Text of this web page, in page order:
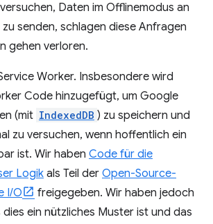
Daten im Offlinemodus an
senden, schlagen diese Anfragen
gehen verloren.
Worker. Insbesondere wird
Code hinzugefügt, um Google
(mit IndexedDB ) zu speichern und
zu versuchen, wenn hoffentlich ein
ist. Wir haben Code für die
Logik als Teil der Open-Source-
I/O
freigegeben. Wir haben jedoch
ein nützliches Muster ist und das